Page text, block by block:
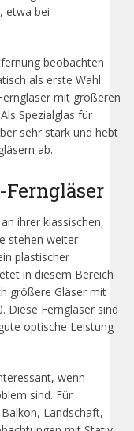
etwa bei
beobachten
als erste Wahl
mit größeren
Spezialglas für
sehr stark und hebt
ab.
ihrer klassischen,
stehen weiter
plastischer
in diesem Bereich
größere Gläser mit
Diese Ferngläser sind
optische Leistung
wenn
sind. Für
Landschaft,